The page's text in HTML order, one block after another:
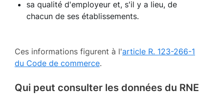
sa qualité d'employeur et, s'il y a lieu, de
chacun de ses établissements.
Ces informations figurent à l'article R. 123-266-1
du Code de commerce.
Qui peut consulter les données du RNE